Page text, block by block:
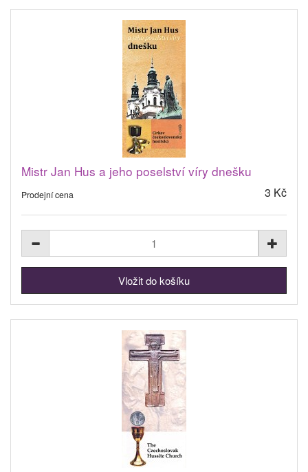
Mistr Jan Hus a jeho poselství víry dnešku
Prodejní cena 3 Kč